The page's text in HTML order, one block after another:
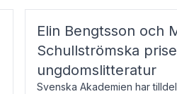
Elin Bengtsson och
Schullströmska
ungdomslitteratur
Svenska Akademien har